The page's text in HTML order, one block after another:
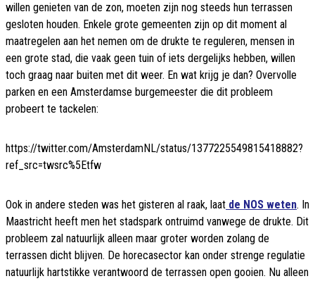
willen genieten van de zon, moeten zijn nog steeds hun terrassen
gesloten houden. Enkele grote gemeenten zijn op dit moment al
maatregelen aan het nemen om de drukte te reguleren, mensen in
een grote stad, die vaak geen tuin of iets dergelijks hebben, willen
toch graag naar buiten met dit weer. En wat krijg je dan? Overvolle
parken en een Amsterdamse burgemeester die dit probleem
probeert te tackelen:
https://twitter.com/AmsterdamNL/status/1377225549815418882?
ref_src=twsrc%5Etfw
Ook in andere steden was het gisteren al raak, laat de NOS weten. In
Maastricht heeft men het stadspark ontruimd vanwege de drukte. Dit
probleem zal natuurlijk alleen maar groter worden zolang de
terrassen dicht blijven. De horecasector kan onder strenge regulatie
natuurlijk hartstikke verantwoord de terrassen open gooien. Nu alleen